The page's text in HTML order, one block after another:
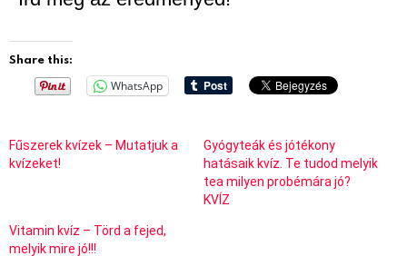
Share this:
WhatsApp
Fűszerek kvízek – Mutatjuk a
kvízeket!
Gyógyteák és jótékony
hatásaik kvíz. Te tudod melyik
tea milyen probémára jó?
KVÍZ
Vitamin kvíz – Törd a fejed,
melyik mire jó!!!